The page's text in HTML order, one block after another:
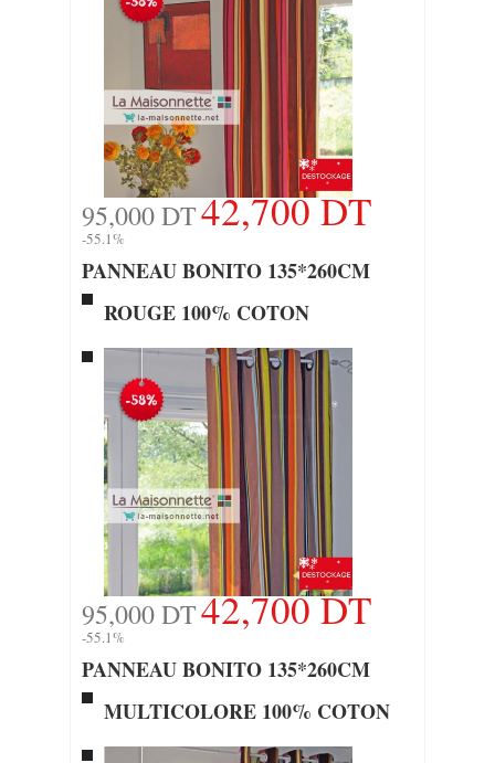
95,000 DT42,700 DT
-55.1%
PANNEAU BONITO 135*260CM
ROUGE 100% COTON
95,000 DT42,700 DT
-55.1%
PANNEAU BONITO 135*260CM
MULTICOLORE 100% COTON